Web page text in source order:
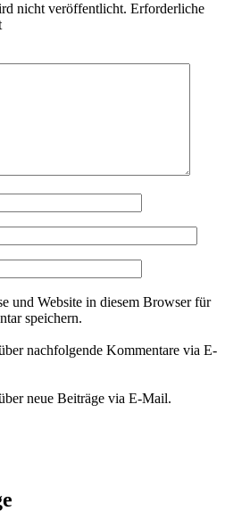
nicht veröffentlicht. Erforderliche
und Website in diesem Browser für
speichern.
nachfolgende Kommentare via E-
neue Beiträge via E-Mail.